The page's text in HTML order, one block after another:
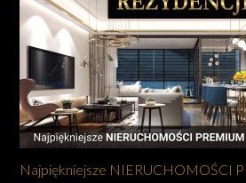
Najpiękniejsze NIERUCHOMOŚCI